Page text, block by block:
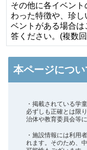
その他に各イベント
わった特徴や、珍し
ベントがある場合は
答ください。(複数
本ページについ
・掲載されている学
必ずしも正確とは限
治体や教育委員会等
・施設情報には利用
れます。そのため、